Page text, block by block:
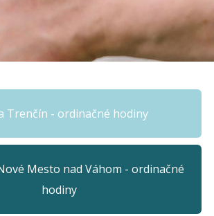
Trenčín - ordinačné hodiny
Mesto nad Váhom - ordinačné
hodiny